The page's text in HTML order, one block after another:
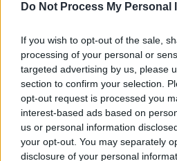
Do Not Process My Personal
If you wish to opt-out of the sale,
processing of your personal or
targeted advertising by us, please
section to confirm your selection.
opt-out request is processed you
interest-based ads based on
us or personal information
your opt-out. You may separately
disclosure of your personal
1.392 στη Δυτική
1.272 στη Στερεά
1.183 στην
Θράκη,
902 στην
442 στο Νότιο
414 στη Δυτική
373 στο Βόρειο